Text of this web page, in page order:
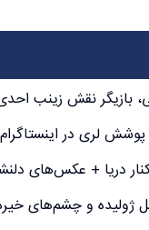
بازیگر نقش زینب
لری در
دریا + عکس‌های
و چشم‌های